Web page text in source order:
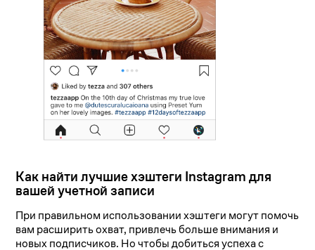
Как найти лучшие хэштеги Instagram для
вашей учетной записи
При правильном использовании хэштеги могут помочь
вам расширить охват, привлечь больше внимания и
новых подписчиков. Но чтобы добиться успеха с